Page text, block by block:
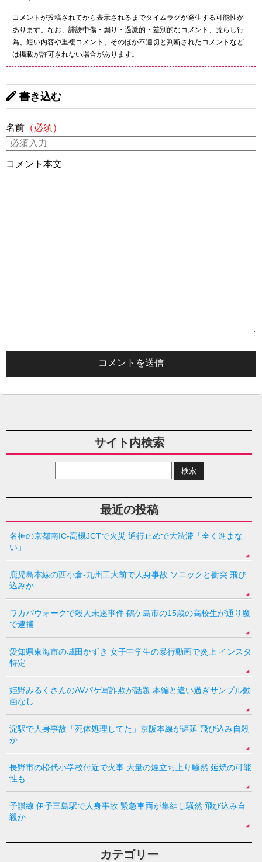
コメントが投稿されてから表示されるまでタイムラグが発生する可能性が
あります。なお、誹謗中傷・煽り・過激的・差別的なコメント、荒らし行
為、短い内容や重複コメント、そのほか不適切と判断されたコメントなど
は掲載が許可されない場合があります。
書き込む
名前 （必須）
コメント本文
サイト内検索
最近の投稿
名神の京都南IC-高槻JCTで火災 通行止めで大渋滞「全く進まな
い」
鹿児島本線の西小倉-九州工大前で人身事故 ソニックと衝突 飛び
込みか
ワカバウォークで殺人未遂事件 鶴ケ島市の15歳の高校生が通り魔
で逮捕
愛知県東海市の城田かずき 女子中学生の暴行動画で炎上 インスタ
特定
姫野みるくさんのAVパケ写詐欺が話題 本編と違い過ぎサンプル動
画なし
淀駅で人身事故「死体処理してた」京阪本線が遅延 飛び込み自殺
か
長野市の松代小学校付近で火事 大量の煙立ち上り騒然 延焼の可能
性も
予讃線 伊予三島駅で人身事故 緊急車両が集結し騒然 飛び込み自
殺か
カテゴリー